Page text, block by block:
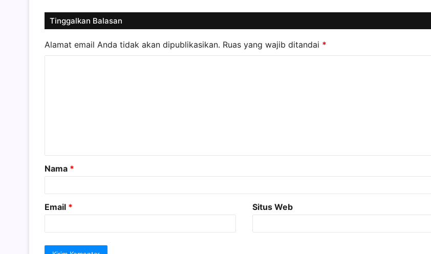
Tinggalkan Balasan
Alamat email Anda tidak akan dipublikasikan. Ruas yang wajib ditandai *
a
r
Nama *
Email * Situs Web